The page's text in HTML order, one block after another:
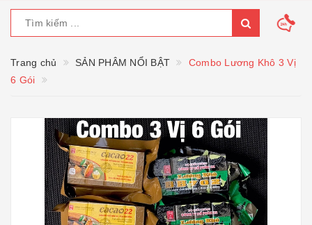
Trang chủ SẢN PHÂM NỔI BẬT
Combo Lương Khô 3 Vị
6 Gói